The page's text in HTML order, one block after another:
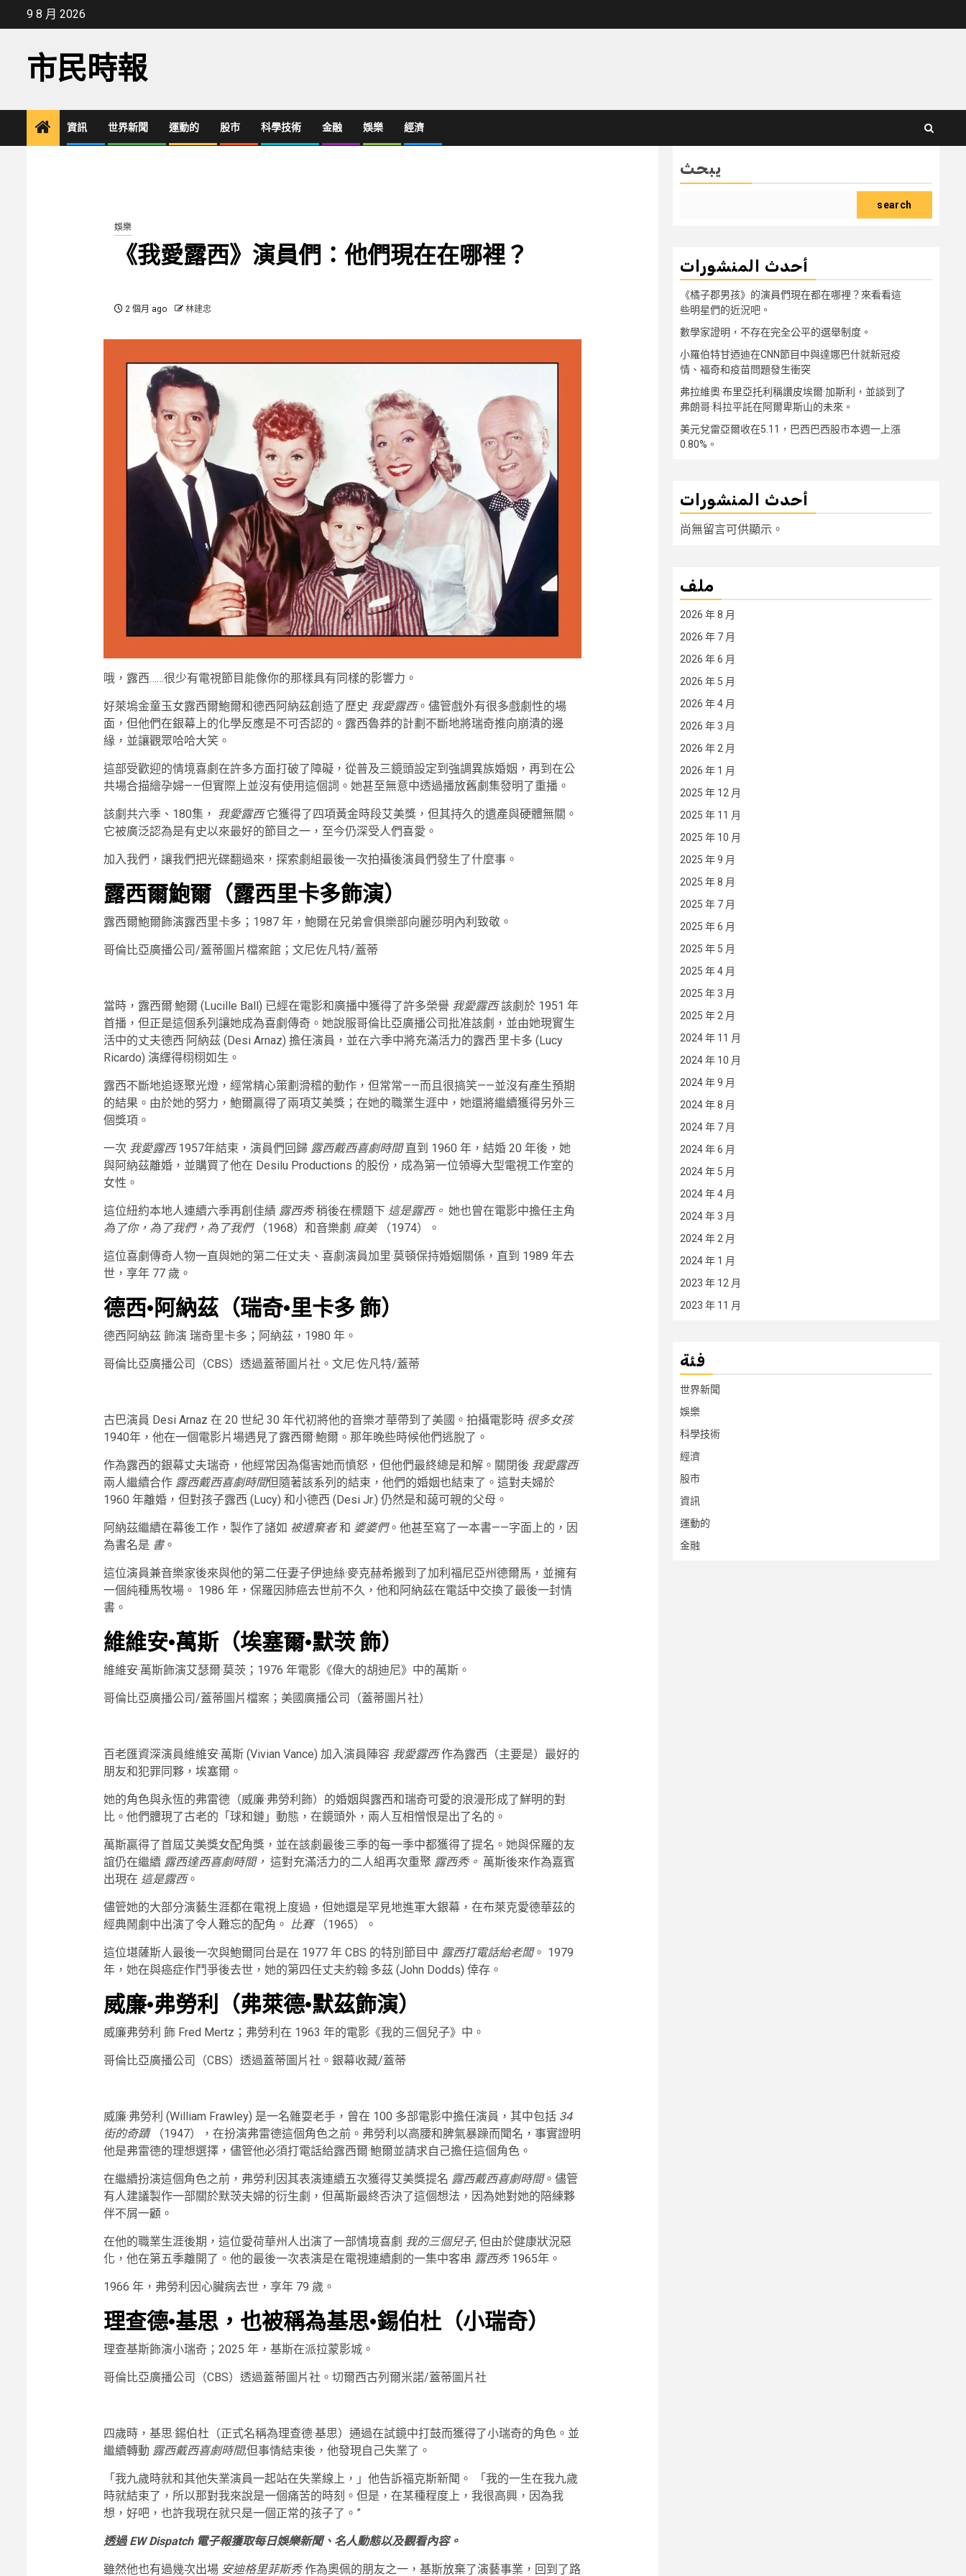
9 8 月 2026
市民時報
資訊 世界新聞 運動的 股市 科學技術 金融 娛樂 經濟
娛樂
《我愛露西》演員們：他們現在在哪裡？
2 個月 ago 林建忠
哦，露西……很少有電視節目能像你的那樣具有同樣的影響力。
好萊塢金童玉女露西爾鮑爾和德西阿納茲創造了歷史 我愛露西。儘管戲外有很多戲劇性的場
面，但他們在銀幕上的化學反應是不可否認的。露西魯莽的計劃不斷地將瑞奇推向崩潰的邊
緣，並讓觀眾哈哈大笑。
這部受歡迎的情境喜劇在許多方面打破了障礙，從普及三鏡頭設定到強調異族婚姻，再到在公
共場合描繪孕婦——但實際上並沒有使用這個詞。她甚至無意中透過播放舊劇集發明了重播。
該劇共六季、180集， 我愛露西它獲得了四項黃金時段艾美獎，但其持久的遺產與硬體無關。
它被廣泛認為是有史以來最好的節目之一，至今仍深受人們喜愛。
加入我們，讓我們把光碟翻過來，探索劇組最後一次拍攝後演員們發生了什麼事。
露西爾鮑爾（露西里卡多飾演）
露西爾鮑爾飾演露西里卡多；1987 年，鮑爾在兄弟會俱樂部向麗莎明內利致敬。
哥倫比亞廣播公司/蓋蒂圖片檔案館；文尼佐凡特/蓋蒂
當時，露西爾·鮑爾 (Lucille Ball) 已經在電影和廣播中獲得了許多榮譽 我愛露西該劇於 1951 年
首播，但正是這個系列讓她成為喜劇傳奇。她說服哥倫比亞廣播公司批准該劇，並由她現實生
活中的丈夫德西·阿納茲 (Desi Arnaz) 擔任演員，並在六季中將充滿活力的露西·里卡多 (Lucy
Ricardo) 演繹得栩栩如生。
露西不斷地追逐聚光燈，經常精心策劃滑稽的動作，但常常——而且很搞笑——並沒有產生預期
的結果。由於她的努力，鮑爾贏得了兩項艾美獎；在她的職業生涯中，她還將繼續獲得另外三
個獎項。
一次 我愛露西1957年結束，演員們回歸 露西戴西喜劇時間直到 1960 年，結婚 20 年後，她
與阿納茲離婚，並購買了他在 Desilu Productions 的股份，成為第一位領導大型電視工作室的
女性。
這位紐約本地人連續六季再創佳績 露西秀稍後在標題下 這是露西。 她也曾在電影中擔任主角
為了你，為了我們，為了我們（1968）和音樂劇 麻美（1974）。
這位喜劇傳奇人物一直與她的第二任丈夫、喜劇演員加里·莫頓保持婚姻關係，直到 1989 年去
世，享年 77 歲。
德西·阿納茲（瑞奇·里卡多 飾）
德西阿納茲 飾演 瑞奇里卡多；阿納茲，1980 年。
哥倫比亞廣播公司（CBS）透過蓋蒂圖片社。文尼·佐凡特/蓋蒂
古巴演員 Desi Arnaz 在 20 世紀 30 年代初將他的音樂才華帶到了美國。拍攝電影時 很多女孩
1940年，他在一個電影片場遇見了露西爾·鮑爾。那年晚些時候他們逃脫了。
作為露西的銀幕丈夫瑞奇，他經常因為傷害她而憤怒，但他們最終總是和解。關閉後 我愛露西
兩人繼續合作 露西戴西喜劇時間但隨著該系列的結束，他們的婚姻也結束了。這對夫婦於
1960 年離婚，但對孩子露西 (Lucy) 和小德西 (Desi Jr.) 仍然是和藹可親的父母。
阿納茲繼續在幕後工作，製作了諸如 被遺棄者和 婆婆們。他甚至寫了一本書——字面上的，因
為書名是 書。
這位演員兼音樂家後來與他的第二任妻子伊迪絲·麥克赫希搬到了加利福尼亞州德爾馬，並擁有
一個純種馬牧場。 1986 年，保羅因肺癌去世前不久，他和阿納茲在電話中交換了最後一封情
書。
維維安·萬斯（埃塞爾·默茨 飾）
維維安·萬斯飾演艾瑟爾·莫茨；1976 年電影《偉大的胡迪尼》中的萬斯。
哥倫比亞廣播公司/蓋蒂圖片檔案；美國廣播公司（蓋蒂圖片社）
百老匯資深演員維維安·萬斯 (Vivian Vance) 加入演員陣容 我愛露西作為露西（主要是）最好的
朋友和犯罪同夥，埃塞爾。
她的角色與永恆的弗雷德（威廉·弗勞利飾）的婚姻與露西和瑞奇可愛的浪漫形成了鮮明的對
比。他們體現了古老的「球和鏈」動態，在鏡頭外，兩人互相憎恨是出了名的。
萬斯贏得了首屆艾美獎女配角獎，並在該劇最後三季的每一季中都獲得了提名。她與保羅的友
誼仍在繼續 露西達西喜劇時間， 這對充滿活力的二人組再次重聚 露西秀。 萬斯後來作為嘉賓
出現在 這是露西。
儘管她的大部分演藝生涯都在電視上度過，但她還是罕見地進軍大銀幕，在布萊克愛德華茲的
經典鬧劇中出演了令人難忘的配角。 比賽 （1965）。
這位堪薩斯人最後一次與鮑爾同台是在 1977 年 CBS 的特別節目中 露西打電話給老闆。 1979
年，她在與癌症作鬥爭後去世，她的第四任丈夫約翰·多茲 (John Dodds) 倖存。
威廉·弗勞利（弗萊德·默茲飾演）
威廉弗勞利 飾 Fred Mertz；弗勞利在 1963 年的電影《我的三個兒子》中。
哥倫比亞廣播公司（CBS）透過蓋蒂圖片社。銀幕收藏/蓋蒂
威廉·弗勞利 (William Frawley) 是一名雜耍老手，曾在 100 多部電影中擔任演員，其中包括 34
街的奇蹟（1947），在扮演弗雷德這個角色之前。弗勞利以高腰和脾氣暴躁而聞名，事實證明
他是弗雷德的理想選擇，儘管他必須打電話給露西爾·鮑爾並請求自己擔任這個角色。
在繼續扮演這個角色之前，弗勞利因其表演連續五次獲得艾美獎提名 露西戴西喜劇時間。儘管
有人建議製作一部關於默茨夫婦的衍生劇，但萬斯最終否決了這個想法，因為她對她的陪練夥
伴不屑一顧。
在他的職業生涯後期，這位愛荷華州人出演了一部情境喜劇 我的三個兒子, 但由於健康狀況惡
化，他在第五季離開了。他的最後一次表演是在電視連續劇的一集中客串 露西秀1965年。
1966 年，弗勞利因心臟病去世，享年 79 歲。
理查德·基思，也被稱為基思·錫伯杜（小瑞奇）
理查基斯飾演小瑞奇；2025 年，基斯在派拉蒙影城。
哥倫比亞廣播公司（CBS）透過蓋蒂圖片社。切爾西古列爾米諾/蓋蒂圖片社
四歲時，基思·錫伯杜（正式名稱為理查德·基思）通過在試鏡中打鼓而獲得了小瑞奇的角色。並
繼續轉動 露西戴西喜劇時間;但事情結束後，他發現自己失業了。
「我九歲時就和其他失業演員一起站在失業線上，」他告訴福克斯新聞。 「我的一生在我九歲
時就結束了，所以那對我來說是一個痛苦的時刻。但是，在某種程度上，我很高興，因為我
想，好吧，也許我現在就只是一個正常的孩子了。”
透過 EW Dispatch 電子報獲取每日娛樂新聞、名人動態以及觀看內容。
雖然他也有過幾次出場 安迪格里菲斯秀作為奧佩的朋友之一，基斯放棄了演藝事業，回到了路
يبحث
search
أحدث المنشورات
《橘子郡男孩》的演員們現在都在哪裡？來看看這
些明星們的近況吧。
數學家證明，不存在完全公平的選舉制度。
小羅伯特甘迺迪在CNN節目中與達娜巴什就新冠疫
情、福奇和疫苗問題發生衝突
弗拉維奧·布里亞托利稱讚皮埃爾·加斯利，並談到了
弗朗哥·科拉平託在阿爾卑斯山的未來。
美元兌雷亞爾收在5.11，巴西巴西股市本週一上漲
0.80%。
أحدث المنشورات
尚無留言可供顯示。
ملف
2026 年 8 月
2026 年 7 月
2026 年 6 月
2026 年 5 月
2026 年 4 月
2026 年 3 月
2026 年 2 月
2026 年 1 月
2025 年 12 月
2025 年 11 月
2025 年 10 月
2025 年 9 月
2025 年 8 月
2025 年 7 月
2025 年 6 月
2025 年 5 月
2025 年 4 月
2025 年 3 月
2025 年 2 月
2024 年 11 月
2024 年 10 月
2024 年 9 月
2024 年 8 月
2024 年 7 月
2024 年 6 月
2024 年 5 月
2024 年 4 月
2024 年 3 月
2024 年 2 月
2024 年 1 月
2023 年 12 月
2023 年 11 月
فئة
世界新聞
娛樂
科學技術
經濟
股市
資訊
運動的
金融